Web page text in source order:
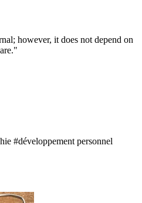
however, it does not depend on
#développement personnel